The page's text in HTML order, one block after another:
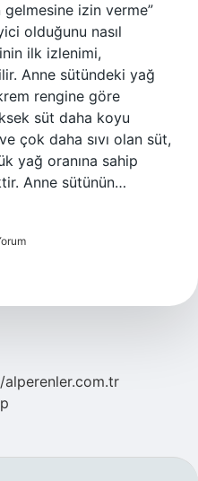
gelmesine izin verme”
olduğunu nasıl
ilk izlenimi,
Anne sütündeki yağ
​​rengine göre
süt daha koyu
çok daha sıvı olan süt,
yağ oranına sahip
Anne sütünün…